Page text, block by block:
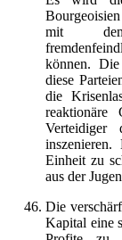
mit
können.
diese
die
reaktionäre
Verteidiger
Einheit zu
aus der
Die
Kapital eine